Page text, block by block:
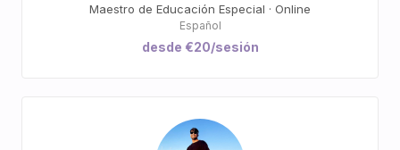
Maestro de Educación Especial · Online
Español
desde €20/sesión